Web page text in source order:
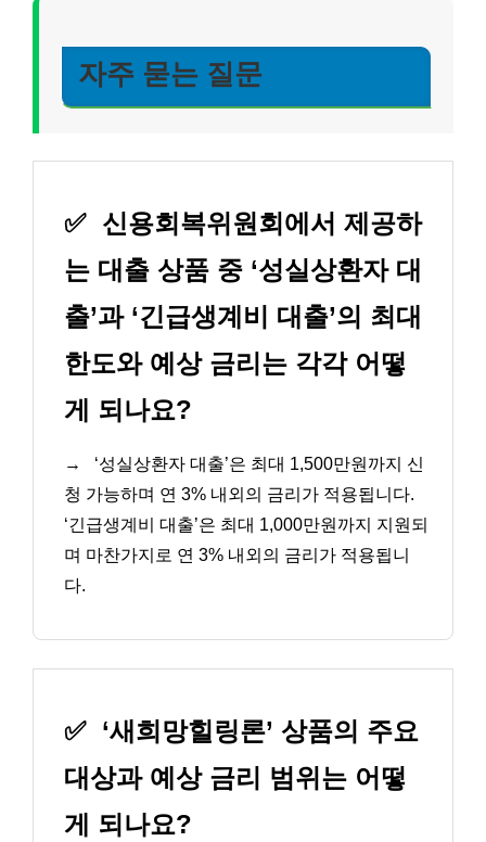
자주 묻는 질문
✅ 신용회복위원회에서 제공하
는 대출 상품 중 ‘성실상환자 대
출’과 ‘긴급생계비 대출’의 최대
한도와 예상 금리는 각각 어떻
게 되나요?
→
‘성실상환자 대출’은 최대 1,500만원까지 신
청 가능하며 연 3% 내외의 금리가 적용됩니다.
‘긴급생계비 대출’은 최대 1,000만원까지 지원되
며 마찬가지로 연 3% 내외의 금리가 적용됩니
다.
✅ ‘새희망힐링론’ 상품의 주요
대상과 예상 금리 범위는 어떻
게 되나요?